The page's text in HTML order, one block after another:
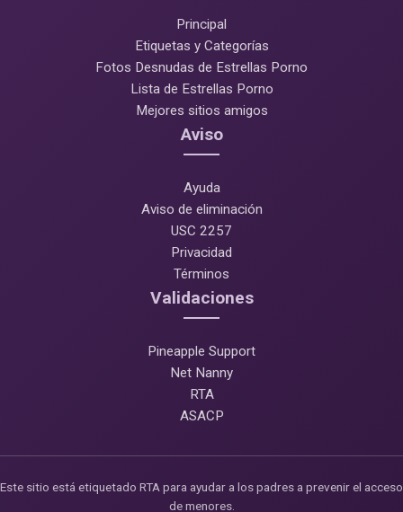
Principal
Etiquetas y Categorías
Fotos Desnudas de Estrellas Porno
Lista de Estrellas Porno
Mejores sitios amigos
Aviso
Ayuda
Aviso de eliminación
USC 2257
Privacidad
Términos
Validaciones
Pineapple Support
Net Nanny
RTA
ASACP
Este sitio está etiquetado RTA para ayudar a los padres a prevenir el acceso
de menores.